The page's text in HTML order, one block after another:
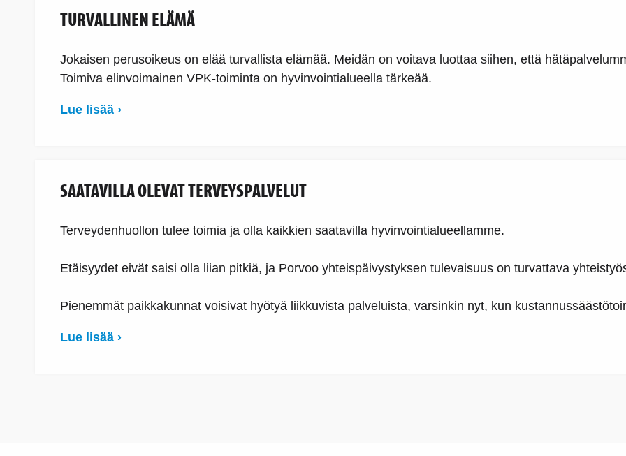
TURVALLINEN ELÄMÄ
Jokaisen perusoikeus on elää turvallista elämää. Meidän on voitava luottaa siihen, että
Toimiva elinvoimainen VPK-toiminta on hyvinvointialueella tärkeää.
Lue lisää ›
SAATAVILLA OLEVAT TERVEYSPALVELUT
Terveydenhuollon tulee toimia ja olla kaikkien saatavilla hyvinvointialueellamme.
Etäisyydet eivät saisi olla liian pitkiä, ja Porvoo yhteispäivystyksen tulevaisuus on turvattava
Pienemmät paikkakunnat voisivat hyötyä liikkuvista palveluista, varsinkin nyt, kun
Lue lisää ›